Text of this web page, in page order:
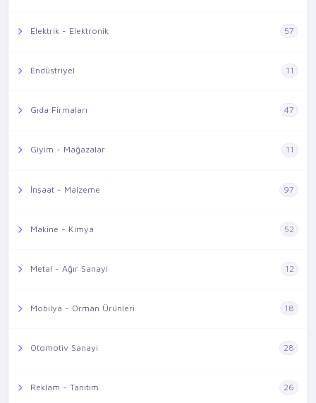
Elektrik - Elektronik 57
Endüstriyel 11
Gıda Firmaları 47
Giyim - Mağazalar 11
İnşaat - Malzeme 97
Makine - Kimya 52
Metal - Ağır Sanayi 12
Mobilya - Orman Ürünleri 18
Otomotiv Sanayi 28
Reklam - Tanıtım 26